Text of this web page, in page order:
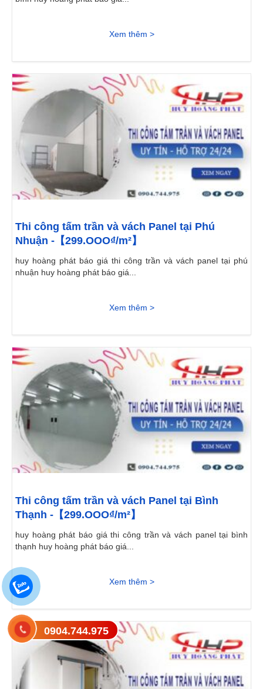
Xem thêm >
Thi công tấm trần và vách Panel tại Phú
Nhuận -【299.OOO₫/m²】
huy hoàng phát báo giá thi công trần và vách panel tại phú
nhuận huy hoàng phát báo giá...
Xem thêm >
Thi công tấm trần và vách Panel tại Bình
Thạnh -【299.OOO₫/m²】
huy hoàng phát báo giá thi công trần và vách panel tại bình
thạnh huy hoàng phát báo giá...
Xem thêm >
0904.744.975